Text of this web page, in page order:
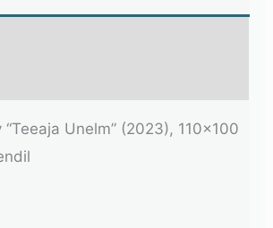
“Teeaja Unelm” (2023), 110×100